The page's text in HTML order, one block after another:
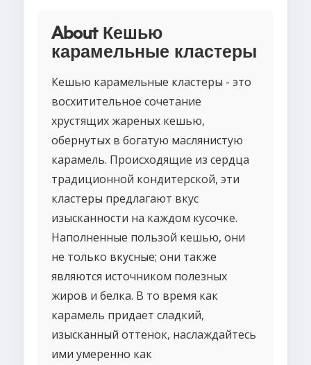
About Кешью
карамельные кластеры
Кешью карамельные кластеры - это
восхитительное сочетание
хрустящих жареных кешью,
обернутых в богатую маслянистую
карамель. Происходящие из сердца
традиционной кондитерской, эти
кластеры предлагают вкус
изысканности на каждом кусочке.
Наполненные пользой кешью, они
не только вкусные; они также
являются источником полезных
жиров и белка. В то время как
карамель придает сладкий,
изысканный оттенок, наслаждайтесь
ими умеренно как